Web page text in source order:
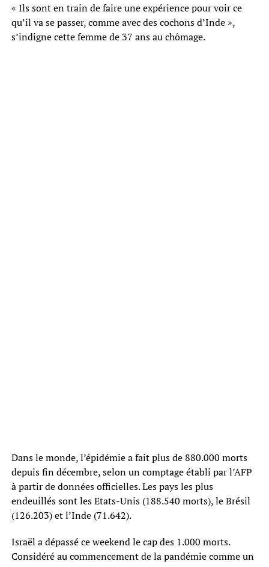
« Ils sont en train de faire une expérience pour voir ce
qu’il va se passer, comme avec des cochons d’Inde »,
s’indigne cette femme de 37 ans au chômage.
Dans le monde, l’épidémie a fait plus de 880.000 morts
depuis fin décembre, selon un comptage établi par l’AFP
à partir de données officielles. Les pays les plus
endeuillés sont les Etats-Unis (188.540 morts), le Brésil
(126.203) et l’Inde (71.642).
Israël a dépassé ce weekend le cap des 1.000 morts.
Considéré au commencement de la pandémie comme un